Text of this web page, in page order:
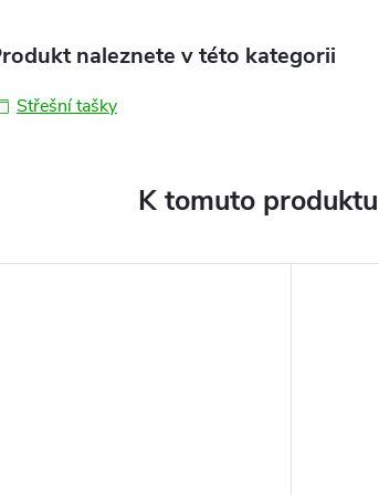
naleznete v této kategorii
Střešní tašky
K tomuto